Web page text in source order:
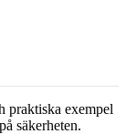
praktiska exempel
säkerheten.